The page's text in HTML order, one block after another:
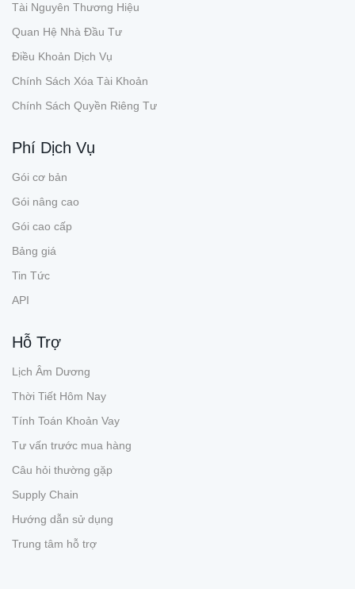
Tài Nguyên Thương Hiệu
Quan Hệ Nhà Đầu Tư
Điều Khoản Dịch Vụ
Chính Sách Xóa Tài Khoản
Chính Sách Quyền Riêng Tư
Phí Dịch Vụ
Gói cơ bản
Gói nâng cao
Gói cao cấp
Bảng giá
Tin Tức
API
Hỗ Trợ
Lịch Âm Dương
Thời Tiết Hôm Nay
Tính Toán Khoản Vay
Tư vấn trước mua hàng
Câu hỏi thường gặp
Supply Chain
Hướng dẫn sử dụng
Trung tâm hỗ trợ